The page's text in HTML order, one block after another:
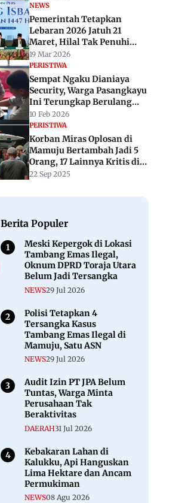
NEWS
Pemerintah Tetapkan
Lebaran 2026 Jatuh 21
Maret, Hilal Tak Penuhi
Kriteria
19 Mar 2026
PERISTIWA
Sempat Ngaku Dianiaya
Security, Warga Pasangkayu
Ini Terungkap Berulang
Terlibat Kasus Ninja Sawit
10 Feb 2026
PERISTIWA
Korban Miras Oplosan di
Mamuju Bertambah Jadi 5
Orang, 17 Lainnya Kritis di
RS
22 Sep 2025
Berita Populer
Meski Kepergok di Lokasi
Tambang Emas Ilegal,
Oknum DPRD Toraja Utara
Belum Jadi Tersangka
NEWS29 Jul 2026
Polisi Tetapkan 4
Tersangka Kasus
Tambang Emas Ilegal di
Mamuju, Satu ASN
NEWS29 Jul 2026
Audit Izin PT JPA Belum
Tuntas, Warga Minta
Perusahaan Tak
Beraktivitas
DAERAH31 Jul 2026
Kebakaran Lahan di
Kalukku, Api Hanguskan
Lima Hektare dan Ancam
Permukiman
NEWS08 Agu 2026